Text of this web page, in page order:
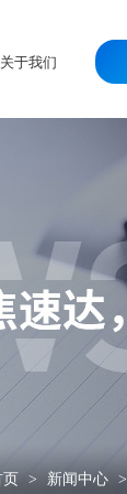
关于我们
> 新闻中心 >